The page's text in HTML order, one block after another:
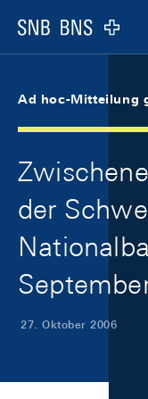
Logo
Ad hoc-Mitteilung
der
27. Oktober 2006